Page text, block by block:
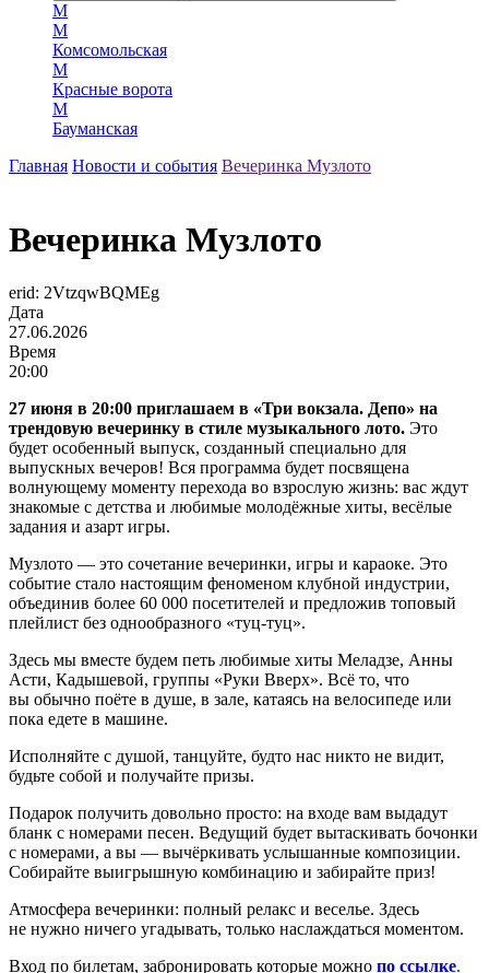
М
М
Комсомольская
М
Красные ворота
М
Бауманская
Главная Новости и события Вечеринка Музлото
Вечеринка Музлото
erid: 2VtzqwBQMEg
Дата
27.06.2026
Время
20:00
27 июня в 20:00 приглашаем в «Три вокзала. Депо» на
трендовую вечеринку в стиле музыкального лото. Это
будет особенный выпуск, созданный специально для
выпускных вечеров! Вся программа будет посвящена
волнующему моменту перехода во взрослую жизнь: вас ждут
знакомые с детства и любимые молодёжные хиты, весёлые
задания и азарт игры.
Музлото — это сочетание вечеринки, игры и караоке. Это
событие стало настоящим феноменом клубной индустрии,
объединив более 60 000 посетителей и предложив топовый
плейлист без однообразного «туц-туц».
Здесь мы вместе будем петь любимые хиты Меладзе, Анны
Асти, Кадышевой, группы «Руки Вверх». Всё то, что
вы обычно поёте в душе, в зале, катаясь на велосипеде или
пока едете в машине.
Исполняйте с душой, танцуйте, будто нас никто не видит,
будьте собой и получайте призы.
Подарок получить довольно просто: на входе вам выдадут
бланк с номерами песен. Ведущий будет вытаскивать бочонки
с номерами, а вы — вычёркивать услышанные композиции.
Собирайте выигрышную комбинацию и забирайте приз!
Атмосфера вечеринки: полный релакс и веселье. Здесь
не нужно ничего угадывать, только наслаждаться моментом.
Вход по билетам, забронировать которые можно по ссылке.